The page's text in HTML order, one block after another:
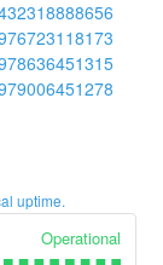
uptime.
Operational